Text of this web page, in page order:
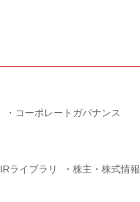
コーポレートガバナンス
IRライブラリ
株主・株式情報